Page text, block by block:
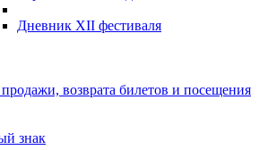
Дневник XII фестиваля
возврата билетов и посещения
знак